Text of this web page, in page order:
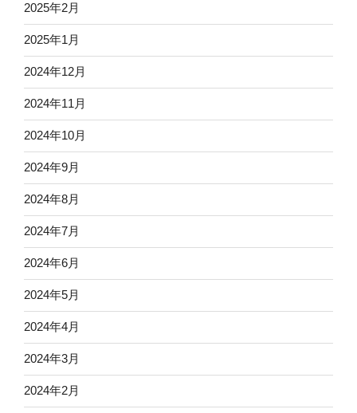
2025年2月
2025年1月
2024年12月
2024年11月
2024年10月
2024年9月
2024年8月
2024年7月
2024年6月
2024年5月
2024年4月
2024年3月
2024年2月